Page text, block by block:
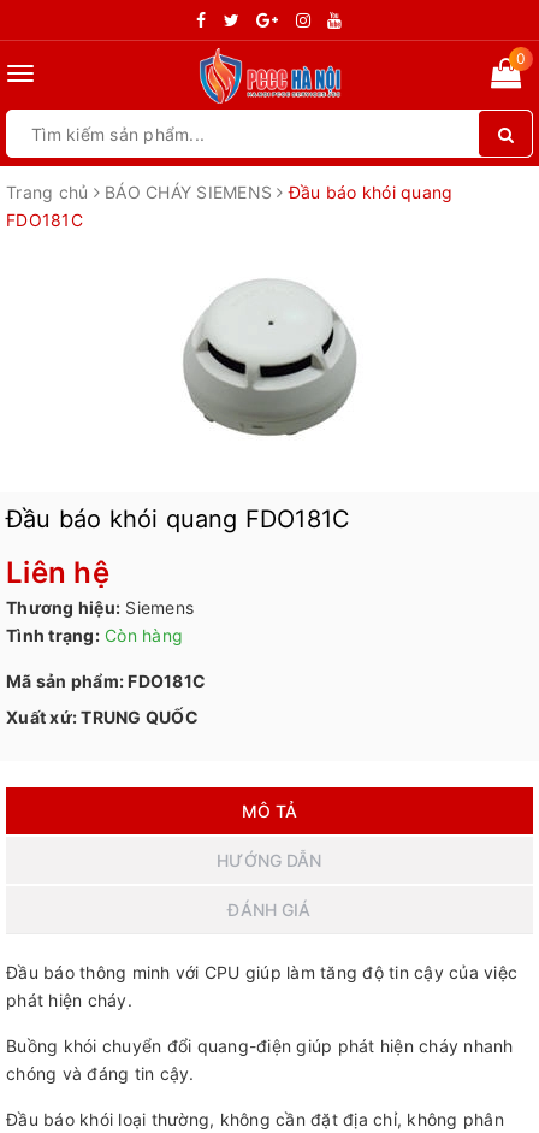
Toggle
0
Trang chủ BÁO CHÁY SIEMENS
Đầu báo khói quang
FDO181C
Đầu báo khói quang FDO181C
Liên hệ
Thương hiệu: Siemens
Tình trạng: Còn hàng
Mã sản phẩm: FDO181C
Xuất xứ: TRUNG QUỐC
MÔ TẢ
HƯỚNG DẪN
ĐÁNH GIÁ
Đầu báo thông minh với CPU giúp làm tăng độ tin cậy của việc
phát hiện cháy.
Buồng khói chuyển đổi quang-điện giúp phát hiện cháy nhanh
chóng và đáng tin cậy.
Đầu báo khói loại thường, không cần đặt địa chỉ, không phân